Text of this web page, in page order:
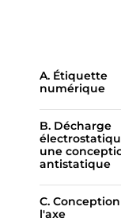
A. Étiquette
numérique
B. Décharge
une
antistatique
C.
l'axe